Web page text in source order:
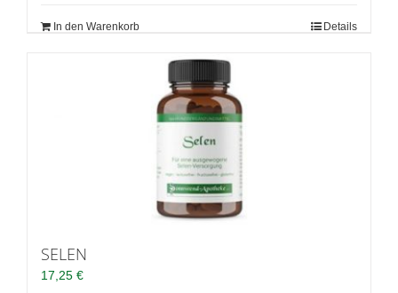
In den Warenkorb Details
SELEN
17,25 €